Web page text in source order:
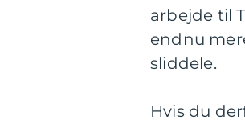
arbejde til
endnu
sliddele.
Hvis du